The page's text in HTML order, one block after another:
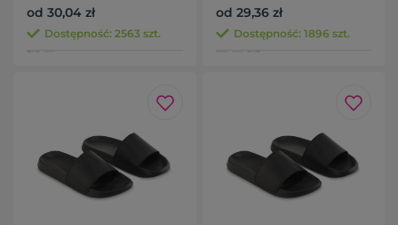
od 30,04 zł
Dostępność: 2563 szt.
od 29,36 zł
Dostępność: 1896 szt.